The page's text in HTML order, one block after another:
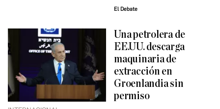
El Debate
Una petrolera de
EE.UU. descarga
maquinaria de
extracción en
Groenlandia sin
permiso